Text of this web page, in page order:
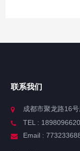
联系我们
成都市聚龙路16
TEL :
Email :